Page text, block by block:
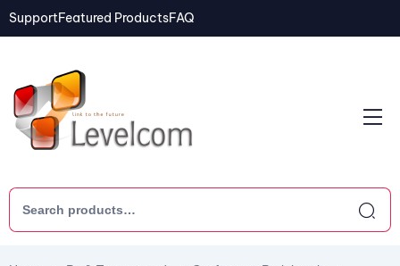
SupportFeatured ProductsFAQ